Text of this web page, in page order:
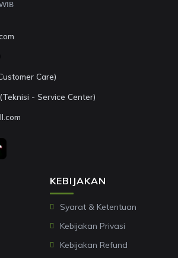
KEBIJAKAN
Syarat & Ketentuan
Kebijakan Privasi
Kebijakan Refund
Care)
- Service Center)